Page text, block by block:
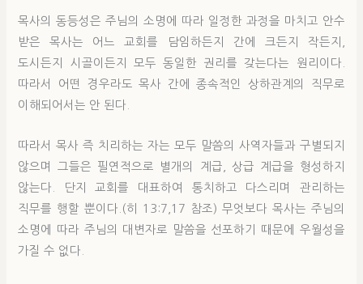
목사의 동등성은 주님의 소명에 따라 일정한 과정을 마치고 안수
받은 목사는 어느 교회를 담임하든지 간에 크든지 작든지,
도시든지 시골이든지 모두 동일한 권리를 갖는다는 원리이다.
따라서 어떤 경우라도 목사 간에 종속적인 상하관계의 직무로
이해되어서는 안 된다.
따라서 목사 즉 치리하는 자는 모두 말씀의 사역자들과 구별되지
않으며 그들은 필연적으로 별개의 계급, 상급 계급을 형성하지
않는다. 단지 교회를 대표하여 통치하고 다스리며 관리하는
직무를 행할 뿐이다.(히 13:7,17 참조) 무엇보다 목사는 주님의
소명에 따라 주님의 대변자로 말씀을 선포하기 때문에 우월성을
가질 수 없다.